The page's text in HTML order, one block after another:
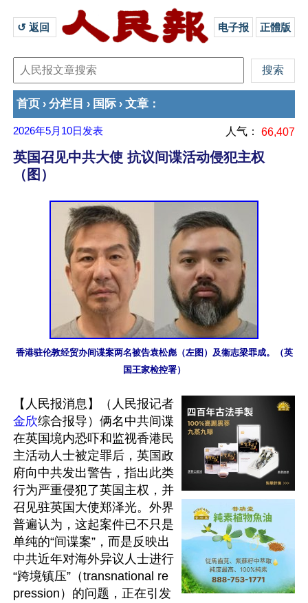
↺ 返回 电子报 正體版
首页 › 分栏目 › 国际 › 文章 ：
2026年5月10日 发表 人气： 66,407
英国召见中共大使 抗议间谍活动侵犯主权
（图）
香港驻伦敦经贸办间谍案两名被告袁松彪（左图）及衞志梁罪成。（英
国王家检控署）
【人民报消息】（人民报记者
金欣综合报导）俩名中共间谍
在英国境内恐吓和监视香港民
主活动人士被定罪后，英国政
府向中共发出警告，指出此类
行为严重侵犯了英国主权，并
召见驻英国大使郑泽光。外界
普遍认为，这起案件已不只是
单纯的“间谍案”，而是反映出
中共近年对海外异议人士进行
“跨境镇压”（transnational re
pression）的问题，正在引发